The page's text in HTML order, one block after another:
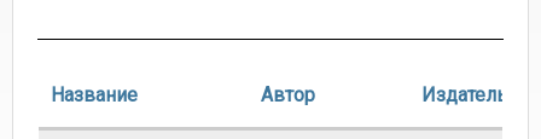
Название Автор Издатель